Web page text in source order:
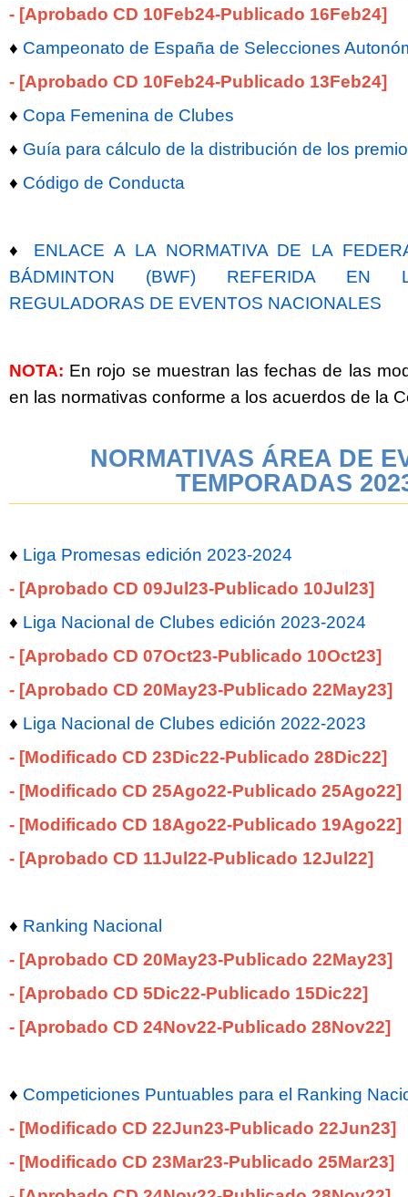
- [Aprobado CD 10Feb24-Publicado 16Feb24]
♦ Campeonato de España de Selecciones
- [Aprobado CD 10Feb24-Publicado 13Feb24]
♦ Copa Femenina de Clubes
♦ Guía para cálculo de la distribución de los
♦ Código de Conducta
♦ ENLACE A LA NORMATIVA DE LA
BÁDMINTON (BWF) REFERIDA EN
REGULADORAS DE EVENTOS NACIONALES
NOTA: En rojo se muestran las fechas de las
en las normativas conforme a los acuerdos de la
NORMATIVAS ÁREA DE
TEMPORADAS
♦ Liga Promesas edición 2023-2024
- [Aprobado CD 09Jul23-Publicado 10Jul23]
♦ Liga Nacional de Clubes edición 2023-2024
- [Aprobado CD 07Oct23-Publicado 10Oct23]
- [Aprobado CD 20May23-Publicado 22May23]
♦ Liga Nacional de Clubes edición 2022-2023
- [Modificado CD 23Dic22-Publicado 28Dic22]
- [Modificado CD 25Ago22-Publicado 25Ago22]
- [Modificado CD 18Ago22-Publicado 19Ago22]
- [Aprobado CD 11Jul22-Publicado 12Jul22]
♦ Ranking Nacional
- [Aprobado CD 20May23-Publicado 22May23]
- [Aprobado CD 5Dic22-Publicado 15Dic22]
- [Aprobado CD 24Nov22-Publicado 28Nov22]
♦ Competiciones Puntuables para el Ranking
- [Modificado CD 22Jun23-Publicado 22Jun23]
- [Modificado CD 23Mar23-Publicado 25Mar23]